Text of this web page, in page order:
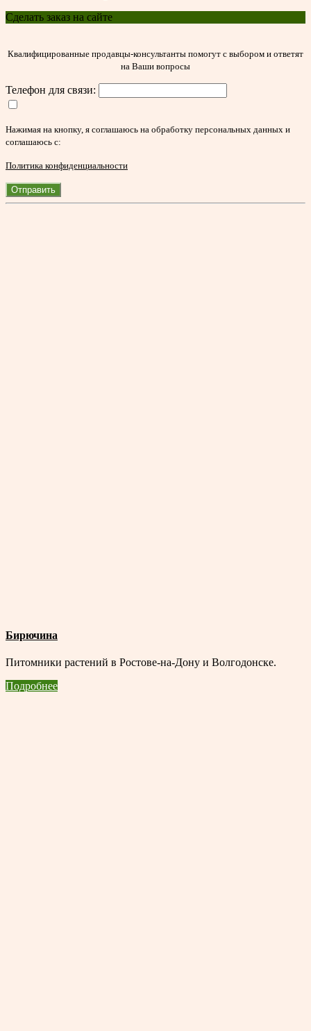
Сделать заказ на сайте
Квалифицированные продавцы-консультанты помогут с выбором и ответят
на Ваши вопросы
Телефон для связи:
Нажимая на кнопку, я соглашаюсь на обработку персональных данных и
соглашаюсь с:
Политика конфиденциальности
Отправить
Бирючина
Питомники растений в Ростове-на-Дону и Волгодонске.
Подробнее